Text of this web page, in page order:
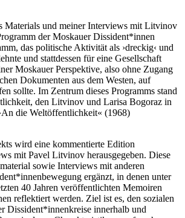
Materials und meiner Interviews mit Litvinov
der Moskauer Dissident*innen
das politische Aktivität als ›dreckig‹ und
und stattdessen für eine Gesellschaft
Moskauer Perspektive, also ohne Zugang
Dokumenten aus dem Westen, auf
sollte. Im Zentrum dieses Programms stand
den Litvinov und Larisa Bogoraz in
die Weltöffentlichkeit« (1968)
wird eine kommentierte Edition
mit Pavel Litvinov herausgegeben. Diese
sowie Interviews mit anderen
ergänzt, in denen unter
40 Jahren veröffentlichten Memoiren
reflektiert werden. Ziel ist es, den sozialen
Dissident*innenkreise innerhalb und